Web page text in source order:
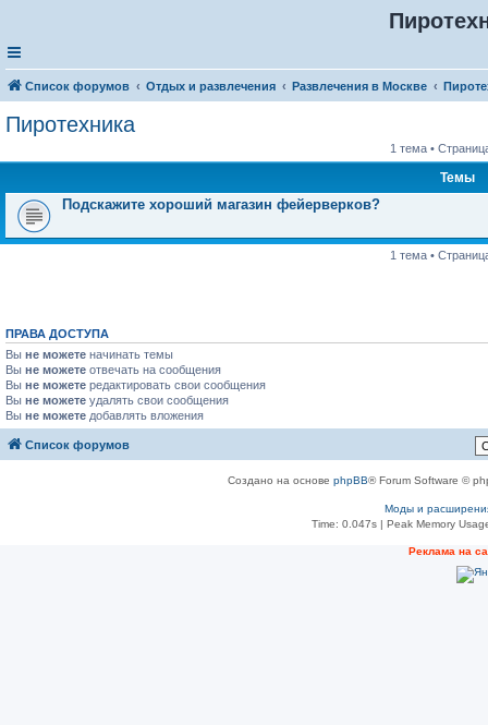
Список форумов Отдых и развлечения Развлечения в Москве
Пиротехника
1 тема •
Темы
Подскажите хороший магазин фейерверков?
1 тема •
ПРАВА ДОСТУПА
Вы не можете начинать темы
Вы не можете отвечать на сообщения
Вы не можете редактировать свои сообщения
Вы не можете удалять свои сообщения
Вы не можете добавлять вложения
Список форумов
Создано на основе phpBB® Forum Software ©
Моды и
Time: 0.047s| Peak Memory
Реклама на